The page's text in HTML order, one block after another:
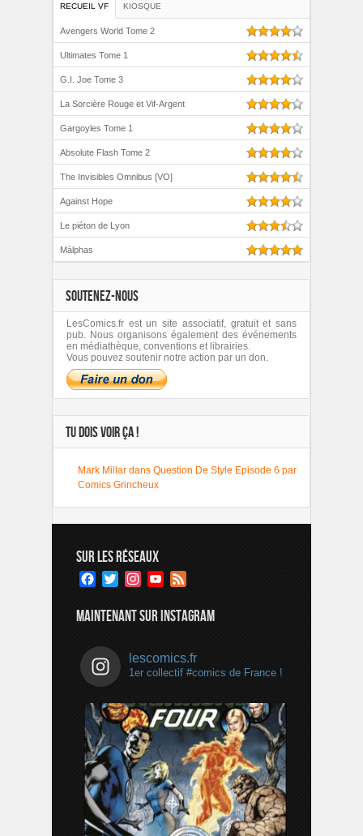
RECUEIL VF KIOSQUE
Avengers World Tome 2
Ultimates Tome 1
G.I. Joe Tome 3
La Sorcière Rouge et Vif-Argent
Gargoyles Tome 1
Absolute Flash Tome 2
The Invisibles Omnibus [VO]
Against Hope
Le piéton de Lyon
Màlphas
SOUTENEZ-NOUS
LesComics.fr est un site associatif, gratuit et sans
pub. Nous organisons également des événements
en médiathèque, conventions et librairies.
Vous pouvez soutenir notre action par un don.
TU DOIS VOIR ÇA !
Mark Millar dans Question De Style Episode 6 par
Comics Grincheux
SUR LES RÉSEAUX
Facebook
TwitterInstagramYouTube
MAINTENANT SUR INSTAGRAM
lescomics.fr
1er collectif #comics de France !